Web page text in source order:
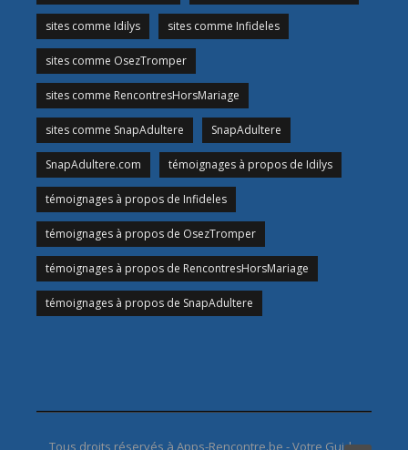
sites comme Idilys sites comme Infideles
sites comme OsezTromper
sites comme RencontresHorsMariage
sites comme SnapAdultere SnapAdultere
SnapAdultere.com témoignages à propos de Idilys
témoignages à propos de Infideles
témoignages à propos de OsezTromper
témoignages à propos de RencontresHorsMariage
témoignages à propos de SnapAdultere
Tous droits réservés à Apps-Rencontre.be - Votre Guide